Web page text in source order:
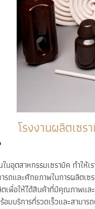
โรงงานผลิตเซ
นอุตสาหกรรมเซรามิค ทำใ
ารถและศักยภาพในการผลิตเ
ตเพื่อให้ได้สินค้าที่มีคุณภาพแล
อมบริการที่รวดเร็วและสามา